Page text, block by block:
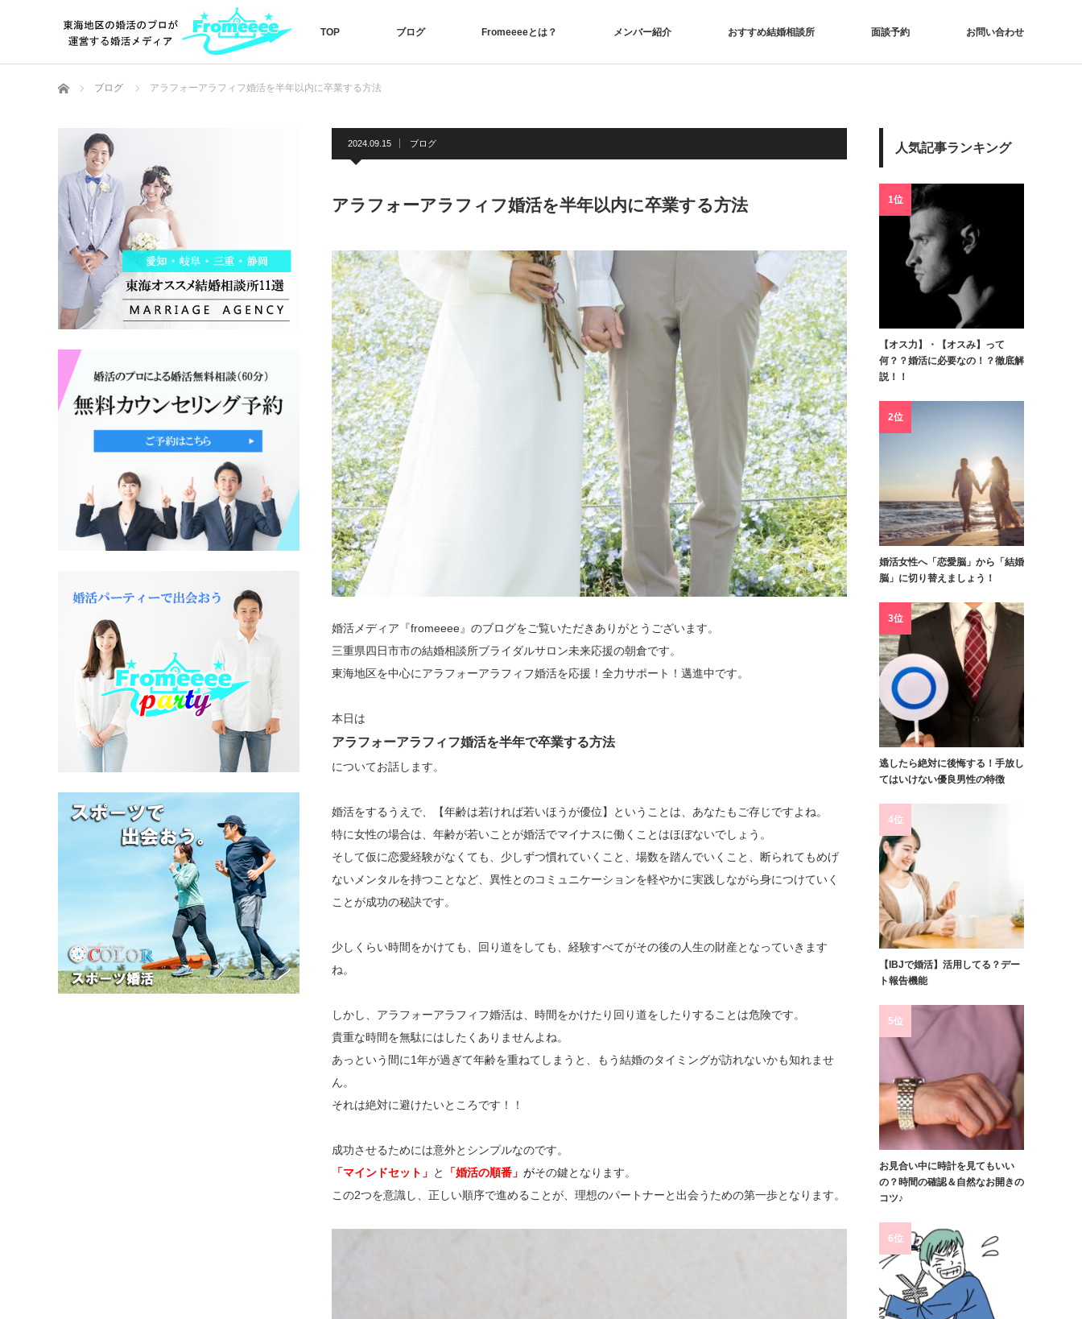
TOP ブログ Fromeeeeとは？ メンバー紹介 おすすめ結婚相談所 面談予約 お問い合わせ
ホーム ブログ アラフォーアラフィフ婚活を半年以内に卒業する方法
2024.09.15 ブログ
アラフォーアラフィフ婚活を半年以内に卒業する方法
婚活メディア『fromeeee』のブログをご覧いただきありがとうございます。
三重県四日市市の結婚相談所ブライダルサロン未来応援の朝倉です。
東海地区を中心にアラフォーアラフィフ婚活を応援！全力サポート！邁進中です。
本日は
アラフォーアラフィフ婚活を半年で卒業する方法
についてお話します。
婚活をするうえで、【年齢は若ければ若いほうが優位】ということは、あなたもご存じですよね。
特に女性の場合は、年齢が若いことが婚活でマイナスに働くことはほぼないでしょう。
そして仮に恋愛経験がなくても、少しずつ慣れていくこと、場数を踏んでいくこと、断られてもめげ
ないメンタルを持つことなど、異性とのコミュニケーションを軽やかに実践しながら身につけていく
ことが成功の秘訣です。
少しくらい時間をかけても、回り道をしても、経験すべてがその後の人生の財産となっていきます
ね。
しかし、アラフォーアラフィフ婚活は、時間をかけたり回り道をしたりすることは危険です。
貴重な時間を無駄にはしたくありませんよね。
あっという間に1年が過ぎて年齢を重ねてしまうと、もう結婚のタイミングが訪れないかも知れませ
ん。
それは絶対に避けたいところです！！
成功させるためには意外とシンプルなのです。
「マインドセット」 と 「婚活の順番」 がその鍵となります。
この2つを意識し、正しい順序で進めることが、理想のパートナーと出会うための第一歩となります。
人気記事ランキング
1位
【オス力】・【オスみ】って
何？？婚活に必要なの！？徹底解
説！！
2位
婚活女性へ「恋愛脳」から「結婚
脳」に切り替えましょう！
3位
逃したら絶対に後悔する！手放し
てはいけない優良男性の特徴
4位
【IBJで婚活】活用してる？デー
ト報告機能
5位
お見合い中に時計を見てもいい
の？時間の確認＆自然なお開きの
コツ♪
6位